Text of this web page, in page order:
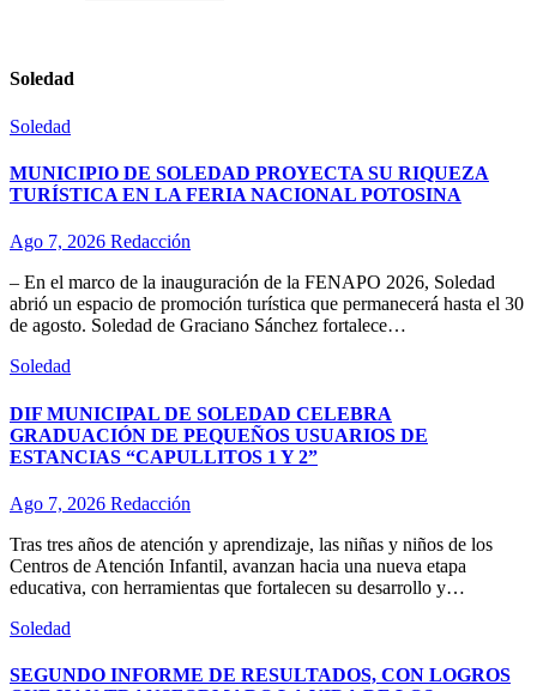
Soledad
Soledad
MUNICIPIO DE SOLEDAD PROYECTA SU RIQUEZA
TURÍSTICA EN LA FERIA NACIONAL POTOSINA
Ago 7, 2026 Redacción
– En el marco de la inauguración de la FENAPO 2026, Soledad
abrió un espacio de promoción turística que permanecerá hasta el 30
de agosto. Soledad de Graciano Sánchez fortalece…
Soledad
DIF MUNICIPAL DE SOLEDAD CELEBRA
GRADUACIÓN DE PEQUEÑOS USUARIOS DE
ESTANCIAS “CAPULLITOS 1 Y 2”
Ago 7, 2026 Redacción
Tras tres años de atención y aprendizaje, las niñas y niños de los
Centros de Atención Infantil, avanzan hacia una nueva etapa
educativa, con herramientas que fortalecen su desarrollo y…
Soledad
SEGUNDO INFORME DE RESULTADOS, CON LOGROS